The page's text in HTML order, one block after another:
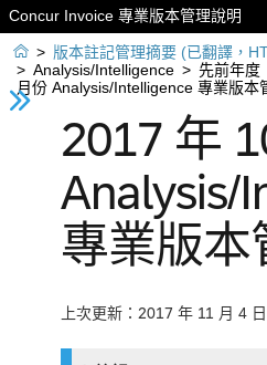
Concur Invoice 專業版本管理說明
 > 版本註記管理摘要 (已翻譯，
> Analysis/Intelligence > 先前年度
月份 Analysis/Intelligence 專業版本
2017 年
Analysis/
專業版本
上次更新：2017 年 11 月 4 日